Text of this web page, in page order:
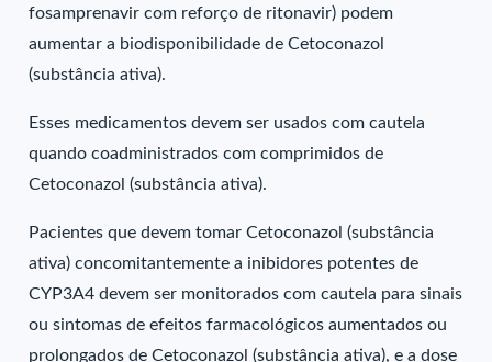
fosamprenavir com reforço de ritonavir) podem
aumentar a biodisponibilidade de Cetoconazol
(substância ativa).
Esses medicamentos devem ser usados com cautela
quando coadministrados com comprimidos de
Cetoconazol (substância ativa).
Pacientes que devem tomar Cetoconazol (substância
ativa) concomitantemente a inibidores potentes de
CYP3A4 devem ser monitorados com cautela para sinais
ou sintomas de efeitos farmacológicos aumentados ou
prolongados de Cetoconazol (substância ativa), e a dose